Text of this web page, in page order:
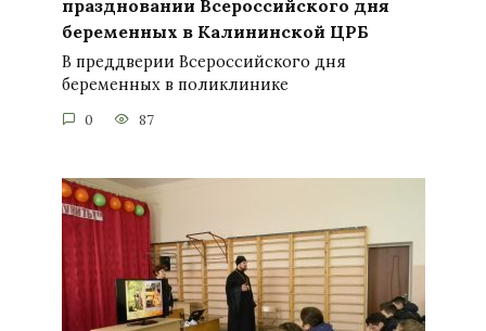
праздновании Всероссийского дня
беременных в Калининской ЦРБ
В преддверии Всероссийского дня
беременных в поликлинике
0 87